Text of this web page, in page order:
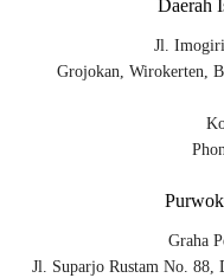
Daerah
Jl.
Grojokan, Wirokerten,
Graha
Jl. Suparjo Rustam No. 88,